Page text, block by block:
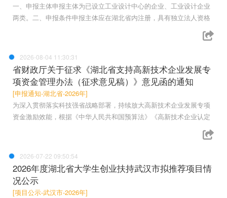
一、申报主体申报主体为已设立工业设计中心的企业、工业设计企业
两类。二、申报条件申报主体应在湖北省内注册，具有独立法人资格
2026-08-04 11:30:31
省财政厅关于征求《湖北省支持高新技术企业发展专
项资金管理办法（征求意见稿）》意见函的通知
[申报通知-湖北省-2026年]
为深入贯彻落实科技强省战略部署，持续放大高新技术企业发展专项
资金激励效能，根据《中华人民共和国预算法》《高新技术企业认定
2026-07-22 09:50:54
2026年度湖北省大学生创业扶持武汉市拟推荐项目情
况公示
[项目公示-武汉市-2026年]